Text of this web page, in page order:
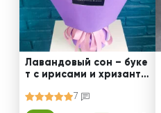
Лавандовый сон – буке
т с ирисами и хризанте
7